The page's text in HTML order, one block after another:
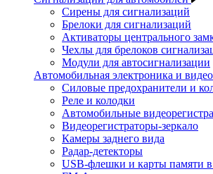
Сирены для сигнализаций
Брелоки для сигнализаций
Активаторы центрального
Чехлы для брелоков
Модули для автосигнализации
Автомобильная электроника и
Силовые предохранители и
Реле и колодки
Автомобильные
Видеорегистраторы-зеркало
Камеры заднего вида
Радар-детекторы
USB-флешки и карты памяти